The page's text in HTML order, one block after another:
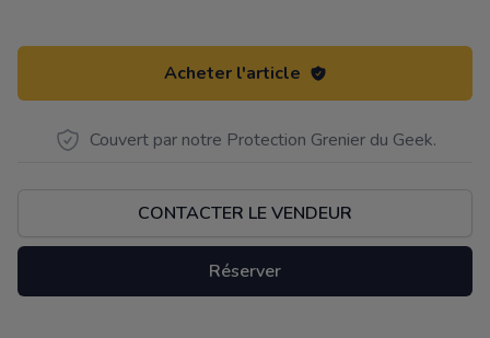
Acheter l'article
Couvert par notre Protection Grenier du Geek.
CONTACTER LE VENDEUR
Réserver